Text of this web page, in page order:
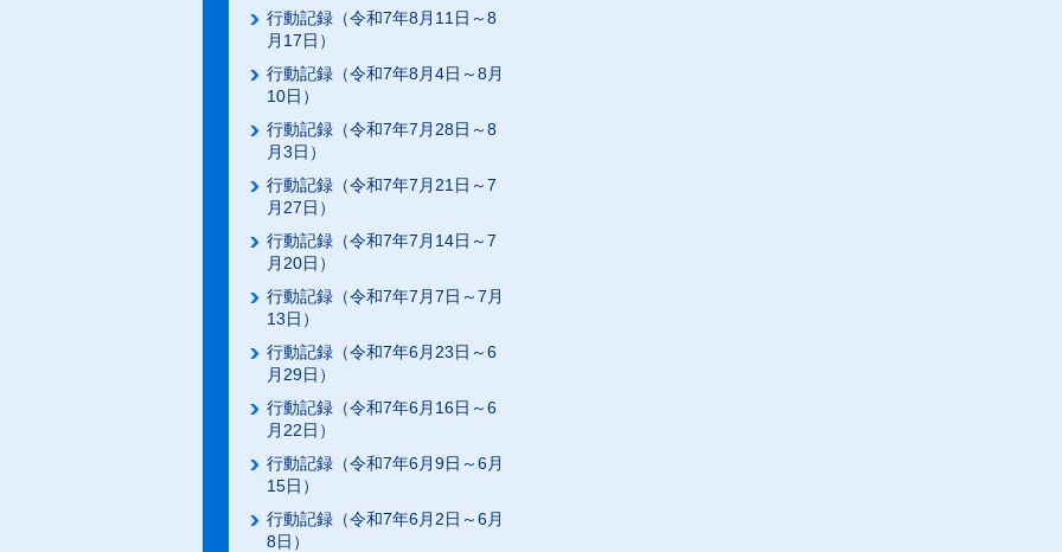
行動記録（令和7年8月11日～8
月17日）
行動記録（令和7年8月4日～8月
10日）
行動記録（令和7年7月28日～8
月3日）
行動記録（令和7年7月21日～7
月27日）
行動記録（令和7年7月14日～7
月20日）
行動記録（令和7年7月7日～7月
13日）
行動記録（令和7年6月23日～6
月29日）
行動記録（令和7年6月16日～6
月22日）
行動記録（令和7年6月9日～6月
15日）
行動記録（令和7年6月2日～6月
8日）